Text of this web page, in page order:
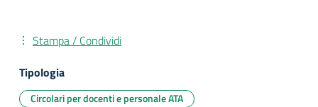
Stampa / Condividi
Tipologia
Circolari per docenti e personale ATA